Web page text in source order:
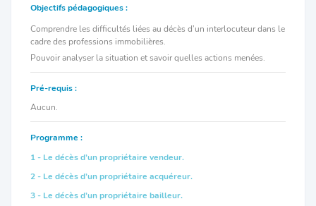
Objectifs pédagogiques :
Comprendre les difficultés liées au décès d’un interlocuteur dans le
cadre des professions immobilières.
Pouvoir analyser la situation et savoir quelles actions menées.
Pré-requis :
Aucun.
Programme :
1 - Le décès d’un propriétaire vendeur.
2 - Le décès d’un propriétaire acquéreur.
3 - Le décès d’un propriétaire bailleur.